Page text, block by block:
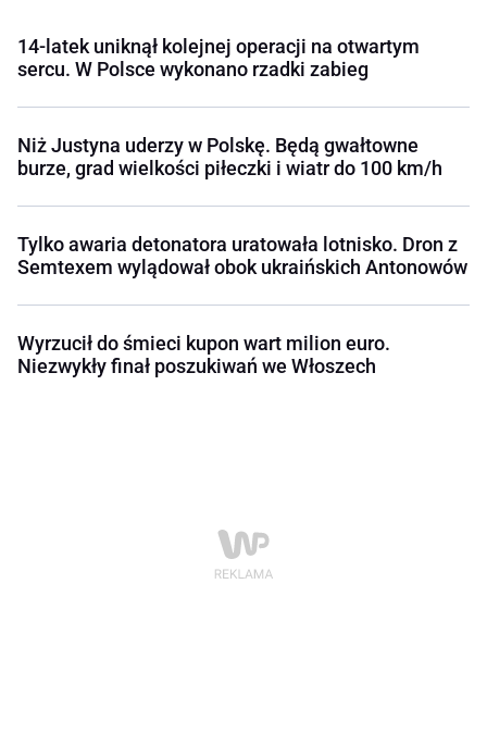
14-latek uniknął kolejnej operacji na otwartym
sercu. W Polsce wykonano rzadki zabieg
Niż Justyna uderzy w Polskę. Będą gwałtowne
burze, grad wielkości piłeczki i wiatr do 100 km/h
Tylko awaria detonatora uratowała lotnisko. Dron z
Semtexem wylądował obok ukraińskich Antonowów
Wyrzucił do śmieci kupon wart milion euro.
Niezwykły finał poszukiwań we Włoszech